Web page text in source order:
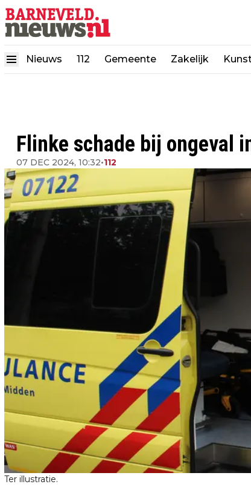
Nieuws 112 Gemeente Zakelijk
Flinke schade bij ongeval
07 DEC 2024, 10:32•112
Ter illustratie.